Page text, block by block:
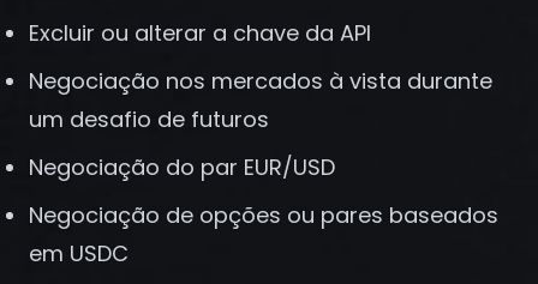
Excluir ou alterar a chave da API
Negociação nos mercados à vista durante
um desafio de futuros
Negociação do par EUR/USD
Negociação de opções ou pares baseados
em USDC